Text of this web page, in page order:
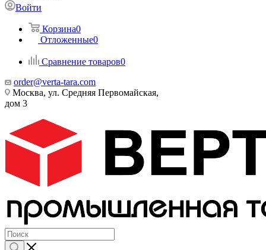
Войти
Корзина0
Отложенные0
Сравнение товаров0
order@verta-tara.com
Москва, ул. Средняя Первомайская,
дом 3